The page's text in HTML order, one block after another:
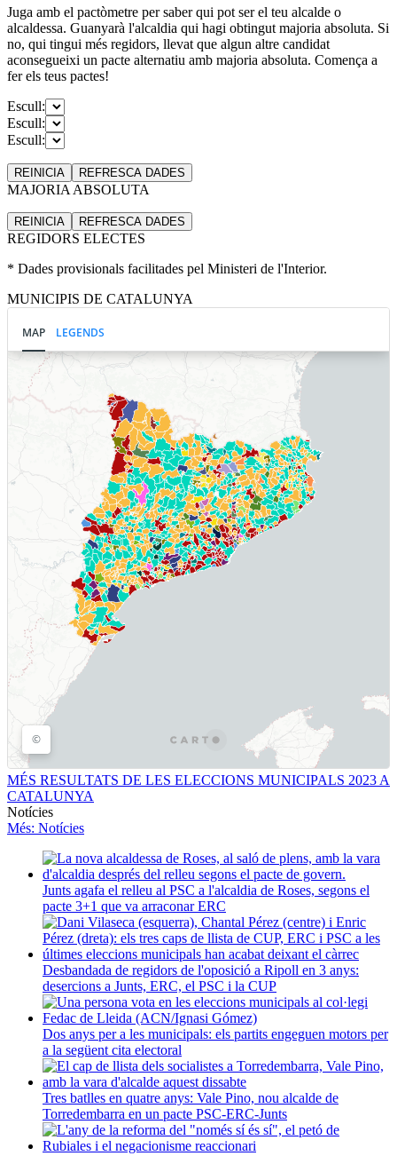
Juga amb el pactòmetre per saber qui pot ser el teu alcalde o
alcaldessa. Guanyarà l'alcaldia qui hagi obtingut majoria absoluta. Si
no, qui tingui més regidors, llevat que algun altre candidat
aconsegueixi un pacte alternatiu amb majoria absoluta. Comença a
fer els teus pactes!
Escull:
Escull:
Escull:
REINICIA REFRESCA DADES
MAJORIA ABSOLUTA
REINICIA REFRESCA DADES
REGIDORS ELECTES
* Dades provisionals facilitades pel Ministeri de l'Interior.
MUNICIPIS DE CATALUNYA
MÉS RESULTATS DE LES ELECCIONS MUNICIPALS 2023 A
CATALUNYA
Notícies
Més: Notícies
Junts agafa el relleu al PSC a l'alcaldia de Roses, segons el
pacte 3+1 que va arraconar ERC
Desbandada de regidors de l'oposició a Ripoll en 3 anys:
desercions a Junts, ERC, el PSC i la CUP
Dos anys per a les municipals: els partits engeguen motors per
a la següent cita electoral
Tres batlles en quatre anys: Vale Pino, nou alcalde de
Torredembarra en un pacte PSC-ERC-Junts